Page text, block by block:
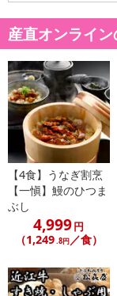
【キャンセルについ
※お申込み後のキャ
記載されている内容
にご納得いただきま
※パッケージ変更や
参考の掲載画像や
る場合がございます。
また、[新たな加工
了により、商品詳細
合がございます。
あらかじめご了承い
によるお申込み後の
【お支払いについて】
産直オンライ
【4食】うなぎ割烹
【一愼】鰻のひつま
ぶし
4,999円
（1,249.8円／食）